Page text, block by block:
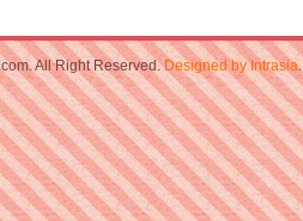
All Right Reserved.Designed by Intrasia.